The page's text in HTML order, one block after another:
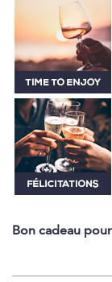
Bon cadeau pour